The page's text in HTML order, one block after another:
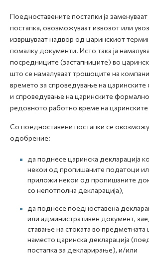
Е-Царина
Медиа центар
Контакт
Е-Весник
Поедноставените постапки ја
постапка, овозможуваат извозот или
извршуваат надвор од царинскиот
помалку документи. Исто така ја
посредниците (застапниците) во
што се намалуваат трошоците на
времето за спроведување на
и спроведување на царинските
редовното работно време на царинските
Со поедноставени постапки се
одобрение:
да поднесе царинска декларација
некои од пропишаните податоци
приложи некои од пропишаните
со непотполна декларација),
да поднесе поедноставена
или административен документ,
ставање на стоката во предметната
наместо царинска декларација
постапка за декларирање), и/или